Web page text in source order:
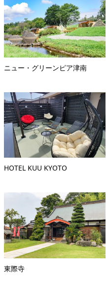
ニュー・グリーンピア津南
HOTEL KUU KYOTO
東際寺